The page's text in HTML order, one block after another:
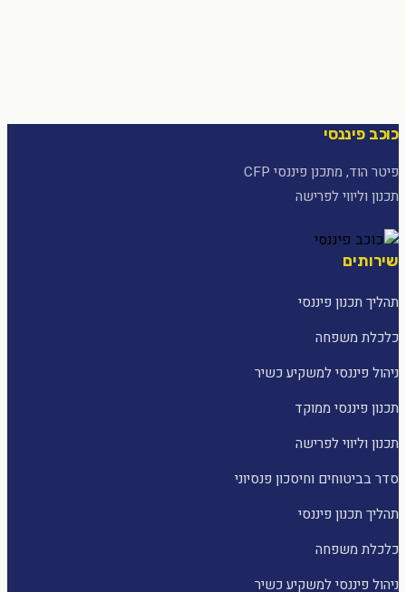
כוכב פיננסי
פיטר הוד, מתכנן פיננסי CFP
תכנון וליווי לפרישה
שירותים
תהליך תכנון פיננסי
כלכלת משפחה
ניהול פיננסי למשקיע כשיר
תכנון פיננסי ממוקד
תכנון וליווי לפרישה
סדר בביטוחים וחיסכון פנסיוני
תהליך תכנון פיננסי
כלכלת משפחה
ניהול פיננסי למשקיע כשיר